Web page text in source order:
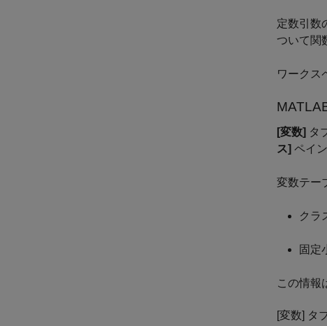
定数引数
ついて関
ワークス
[変数] タ
ス] ペイ
変数テー
クラ
固定
この情報
[変数] タ